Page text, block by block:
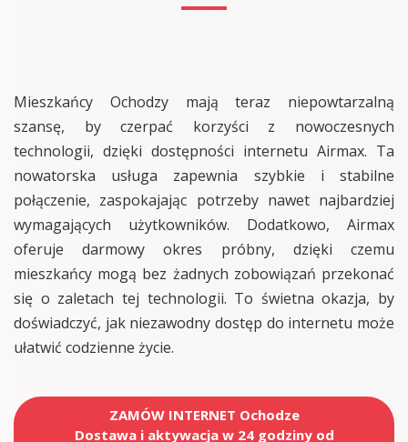
Mieszkańcy Ochodzy mają teraz niepowtarzalną
szansę, by czerpać korzyści z nowoczesnych
technologii, dzięki dostępności internetu Airmax. Ta
nowatorska usługa zapewnia szybkie i stabilne
połączenie, zaspokajając potrzeby nawet najbardziej
wymagających użytkowników. Dodatkowo, Airmax
oferuje darmowy okres próbny, dzięki czemu
mieszkańcy mogą bez żadnych zobowiązań przekonać
się o zaletach tej technologii. To świetna okazja, by
doświadczyć, jak niezawodny dostęp do internetu może
ułatwić codzienne życie.
ZAMÓW INTERNET Ochodze
Dostawa i aktywacja w 24 godziny od